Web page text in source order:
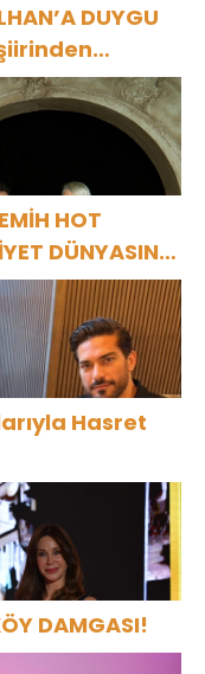
DUYGU
HOT
DÜNYASININ
Hasret
DAMGASI!